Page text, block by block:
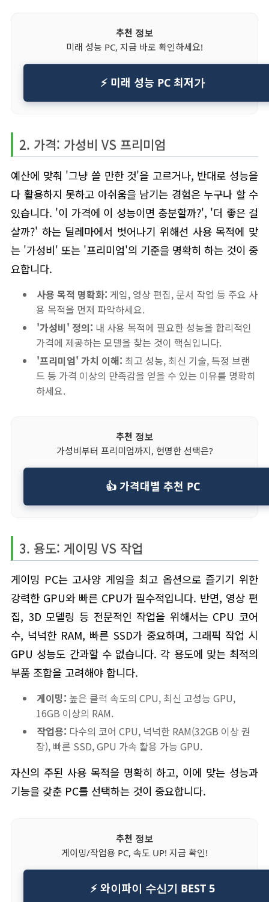
추천 정보
미래 성능 PC, 지금 바로 확인하세요!
⚡ 미래 성능 PC 최저가
2. 가격: 가성비 VS 프리미엄
예산에 맞춰 '그냥 쓸 만한 것'을 고르거나, 반대로 성능을
다 활용하지 못하고 아쉬움을 남기는 경험은 누구나 할 수
있습니다. '이 가격에 이 성능이면 충분할까?', '더 좋은 걸
살까?' 하는 딜레마에서 벗어나기 위해선 사용 목적에 맞
는 '가성비' 또는 '프리미엄'의 기준을 명확히 하는 것이 중
요합니다.
사용 목적 명확화: 게임, 영상 편집, 문서 작업 등 주요 사
용 목적을 먼저 파악하세요.
'가성비' 정의: 내 사용 목적에 필요한 성능을 합리적인
가격에 제공하는 모델을 찾는 것이 핵심입니다.
'프리미엄' 가치 이해: 최고 성능, 최신 기술, 특정 브랜
드 등 가격 이상의 만족감을 얻을 수 있는 이유를 명확히
하세요.
추천 정보
가성비부터 프리미엄까지, 현명한 선택은?
👍 가격대별 추천 PC
3. 용도: 게이밍 VS 작업
게이밍 PC는 고사양 게임을 최고 옵션으로 즐기기 위한
강력한 GPU와 빠른 CPU가 필수적입니다. 반면, 영상 편
집, 3D 모델링 등 전문적인 작업을 위해서는 CPU 코어
수, 넉넉한 RAM, 빠른 SSD가 중요하며, 그래픽 작업 시
GPU 성능도 간과할 수 없습니다. 각 용도에 맞는 최적의
부품 조합을 고려해야 합니다.
게이밍: 높은 클럭 속도의 CPU, 최신 고성능 GPU,
16GB 이상의 RAM.
작업용: 다수의 코어 CPU, 넉넉한 RAM(32GB 이상 권
장), 빠른 SSD, GPU 가속 활용 가능 GPU.
자신의 주된 사용 목적을 명확히 하고, 이에 맞는 성능과
기능을 갖춘 PC를 선택하는 것이 중요합니다.
추천 정보
게이밍/작업용 PC, 속도 UP! 지금 확인!
⚡ 와이파이 수신기 BEST 5